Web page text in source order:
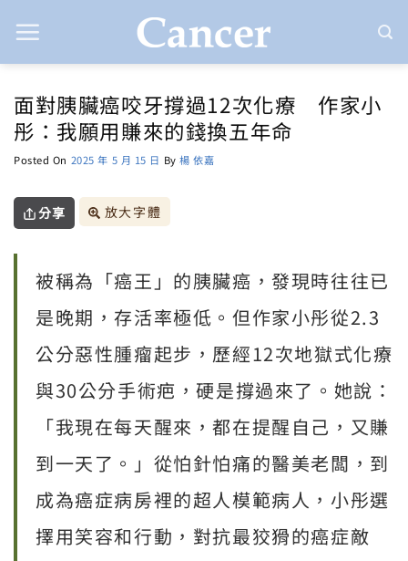
to
面對胰臟癌咬牙撐過12次化療 作家小
彤：我願用賺來的錢換五年命
Posted On 2025 年 5 月 15 日 By楊 依嘉
分享 放大字體
被稱為「癌王」的胰臟癌，發現時往往已
是晚期，存活率極低。但作家小彤從2.3
公分惡性腫瘤起步，歷經12次地獄式化療
與30公分手術疤，硬是撐過來了。她說：
「我現在每天醒來，都在提醒自己，又賺
到一天了。」從怕針怕痛的醫美老闆，到
成為癌症病房裡的超人模範病人，小彤選
擇用笑容和行動，對抗最狡猾的癌症敵